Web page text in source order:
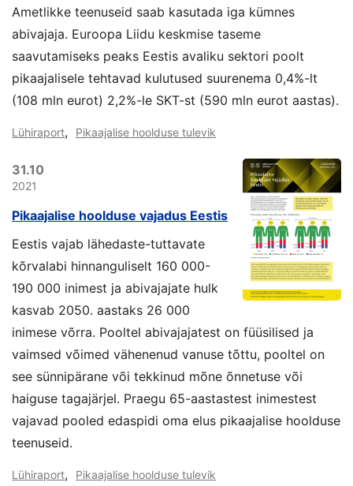
Ametlikke teenuseid saab kasutada iga kümnes
abivajaja. Euroopa Liidu keskmise taseme
saavutamiseks peaks Eestis avaliku sektori poolt
pikaajalisele tehtavad kulutused suurenema 0,4%-lt
(108 mln eurot) 2,2%-le SKT-st (590 mln eurot aastas).
Lühiraport, Pikaajalise hoolduse tulevik
31.10
2021
Pikaajalise hoolduse vajadus Eestis
Eestis vajab lähedaste-tuttavate
kõrvalabi hinnanguliselt 160 000-
190 000 inimest ja abivajajate hulk
kasvab 2050. aastaks 26 000
inimese võrra. Pooltel abivajajatest on füüsilised ja
vaimsed võimed vähenenud vanuse tõttu, pooltel on
see sünnipärane või tekkinud mõne õnnetuse või
haiguse tagajärjel. Praegu 65-aastastest inimestest
vajavad pooled edaspidi oma elus pikaajalise hoolduse
teenuseid.
Lühiraport, Pikaajalise hoolduse tulevik